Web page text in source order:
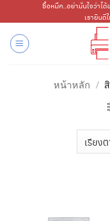
ไป
เนื้อหา
ซื้อหมึก..อย่ามั่นใจว่าไ
เรายิน
หน้าหลัก /